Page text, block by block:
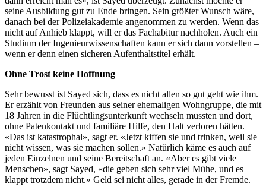
seine Ausbildung gut zu Ende bringen. Sein größter Wunsch wäre,
danach bei der Polizeiakademie angenommen zu werden. Wenn das
nicht auf Anhieb klappt, will er das Fachabitur nachholen. Auch ein
Studium der Ingenieurwissenschaften kann er sich dann vorstellen –
wenn er denn einen sicheren Aufenthaltstitel erhält.
Ohne Trost keine Hoffnung
Sehr bewusst ist Sayed sich, dass es nicht allen so gut geht wie ihm.
Er erzählt von Freunden aus seiner ehemaligen Wohngruppe, die mit
18 Jahren in die Flüchtlingsunterkunft wechseln mussten und dort,
ohne Patenkontakt und familiäre Hilfe, den Halt verloren hätten.
«Das ist katastrophal», sagt er. «Jetzt kiffen sie und trinken, weil sie
nicht wissen, was sie machen sollen.» Natürlich käme es auch auf
jeden Einzelnen und seine Bereitschaft an. «Aber es gibt viele
Menschen», sagt Sayed, «die geben sich sehr viel Mühe, und es
klappt trotzdem nicht.» Geld sei nicht alles, gerade in der Fremde.